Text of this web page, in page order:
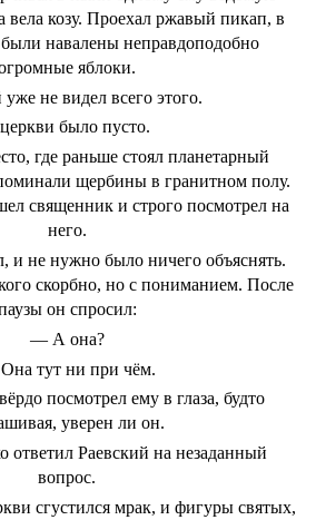
вела козу. Проехал ржавый пикап, в
были навалены неправдоподобно
яблоки.
уже не видел всего этого.
было пусто.
где раньше стоял планетарный
щербины в гранитном полу.
священник и строго посмотрел на
него.
и не нужно было ничего объяснять.
скорбно, но с пониманием. После
он спросил:
— А она?
тут ни при чём.
посмотрел ему в глаза, будто
уверен ли он.
Раевский на незаданный
вопрос.
сгустился мрак, и фигуры святых,